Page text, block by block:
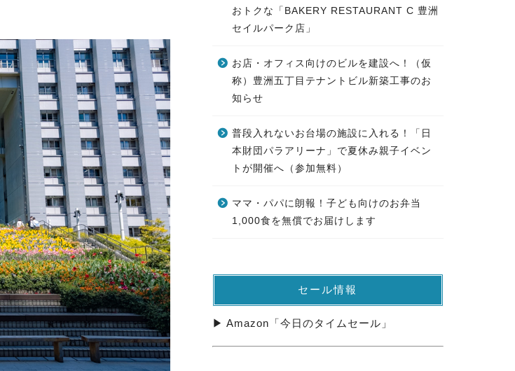
おトクな「BAKERY RESTAURANT C 豊洲
セイルパーク店」
お店・オフィス向けのビルを建設へ！（仮
称）豊洲五丁目テナントビル新築工事のお
知らせ
普段入れないお台場の施設に入れる！「日
本財団パラアリーナ」で夏休み親子イベン
トが開催へ（参加無料）
ママ・パパに朗報！子ども向けのお弁当
1,000食を無償でお届けします
セール情報
▶ Amazon「今日のタイムセール」